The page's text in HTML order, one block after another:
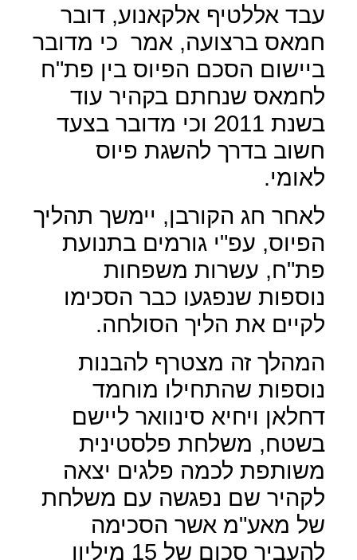
עבד אללטיף אלקאנוע, דובר
חמאס ברצועה, אמר כי מדובר
ביישום הסכם הפיוס בין פת"ח
לחמאס שנחתם בקהיר עוד
בשנת 2011 וכי מדובר בצעד
חשוב בדרך להשגת פיוס
לאומי.
לאחר חג הקורבן, יימשך תהליך
הפיוס, עפ"י גורמים בתנועת
פת"ח, עשרות משפחות
נוספות שנפגעו כבר הסכימו
לקיים את הליך הסולחה.
המהלך זה מצטרף להבנות
נוספות שהתחילו מוחמד
דחלאן ויחיא סינוואר ליישם
בשטח, משלחת פלסטינית
משותפת לכמה פלגים יצאה
לקהיר שם נפגשה עם משלחת
של מאע"מ אשר הסכימה
להעביר סכום של 15 מיליון